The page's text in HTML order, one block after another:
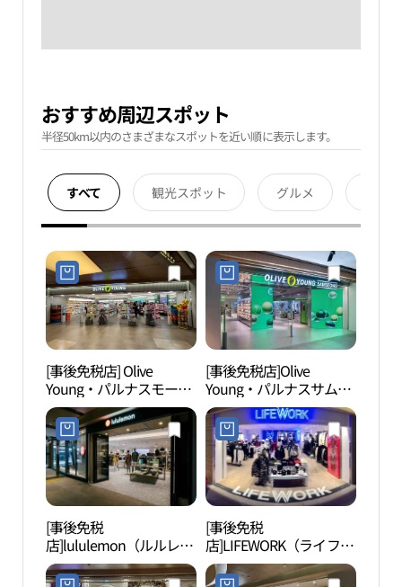
おすすめ周辺スポット
半径50km以内のさまざまなスポットを近い順に表示します。
すべて 観光スポット グルメ
[事後免税店] Olive
Young・パルナスモール
店(올리브영 파르나스몰
점)
[事後免税店]Olive
Young・パルナスサムソ
ンタウン(올리브영 파르
나스삼성 타운)
[事後免税
店]lululemon（ルルレモ
ン）・パルナスモール店
(룰루레몬 파르나스몰점)
[事後免税
店]LIFEWORK（ライフワ
ーク）・パルナスモール
店(라이프워크 파르나스